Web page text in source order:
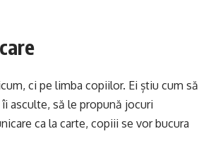
ci pe limba copiilor. Ei știu cum să
asculte, să le propună jocuri
ca la carte, copiii se vor bucura